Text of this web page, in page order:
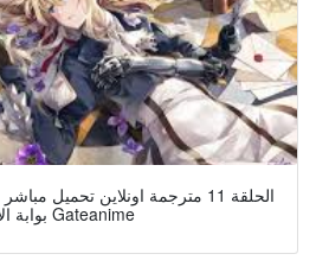
بوابة الأنمي Gateanime